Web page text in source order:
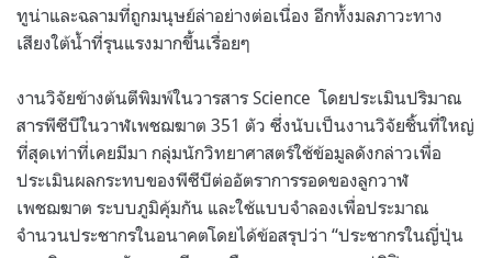
ทูน่าและฉลามที่ถูกมนุษย์ล่าอย่างต่อเนื่อง อีกทั้งมลภาวะทาง
เสียงใต้น้ำที่รุนแรงมากขึ้นเรื่อยๆ
งานวิจัยข้างต้นตีพิมพ์ในวารสาร Science โดยประเมินปริมาณ
สารพีซีบีในวาฬเพชฌฆาต 351 ตัว ซึ่งนับเป็นงานวิจัยชิ้นที่ใหญ่
ที่สุดเท่าที่เคยมีมา กลุ่มนักวิทยาศาสตร์ใช้ข้อมูลดังกล่าวเพื่อ
ประเมินผลกระทบของพีซีบีต่ออัตราการรอดของลูกวาฬ
เพชฌฆาต ระบบภูมิคุ้มกัน และใช้แบบจำลองเพื่อประมาณ
จำนวนประชากรในอนาคตโดยได้ข้อสรุปว่า “ประชากรในญี่ปุ่น